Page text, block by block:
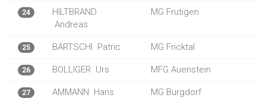
24
HILTBRAND
Andreas
MG Frutigen
25 BÄRTSCHI Patric MG Fricktal
26 BOLLIGER Urs MFG Auenstein
27 AMMANN Hans MG Burgdorf